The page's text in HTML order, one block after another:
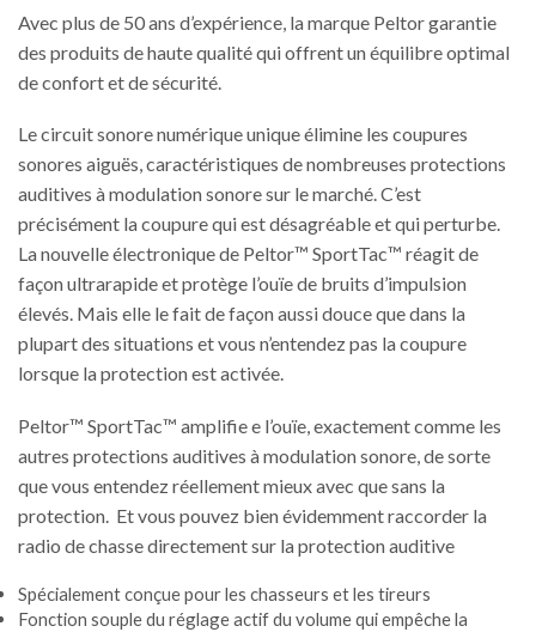
Avec plus de 50 ans d’expérience, la marque Peltor garantie
des produits de haute qualité qui offrent un équilibre optimal
de confort et de sécurité.
Le circuit sonore numérique unique élimine les coupures
sonores aiguës, caractéristiques de nombreuses protections
auditives à modulation sonore sur le marché. C’est
précisément la coupure qui est désagréable et qui perturbe.
La nouvelle électronique de Peltor™ SportTac™ réagit de
façon ultrarapide et protège l’ouïe de bruits d’impulsion
élevés. Mais elle le fait de façon aussi douce que dans la
plupart des situations et vous n’entendez pas la coupure
lorsque la protection est activée.
Peltor™ SportTac™ amplifie e l’ouïe, exactement comme les
autres protections auditives à modulation sonore, de sorte
que vous entendez réellement mieux avec que sans la
protection. Et vous pouvez bien évidemment raccorder la
radio de chasse directement sur la protection auditive
Spécialement conçue pour les chasseurs et les tireurs
Fonction souple du réglage actif du volume qui empêche la